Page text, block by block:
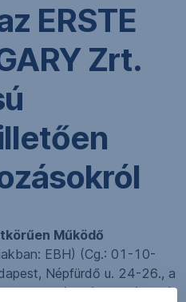
ERSTE
Zrt.
Működő
EBH) (Cg.: 01-10-
Népfürdő u. 24-26., a
befektetési vállalkozásokról